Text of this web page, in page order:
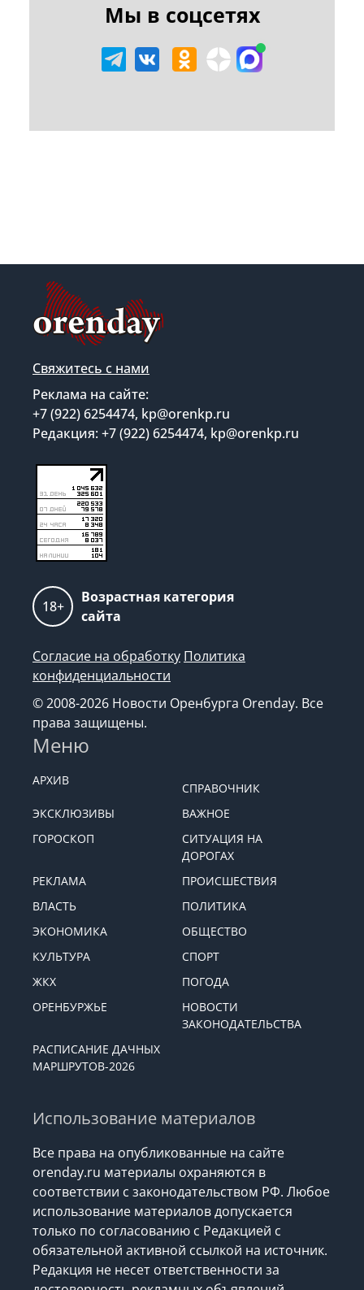
Мы в соцсетях
Свяжитесь с нами
Реклама на сайте:
+7 (922) 6254474, kp@orenkp.ru
Редакция: +7 (922) 6254474, kp@orenkp.ru
18+
Возрастная категория
сайта
Согласие на обработку Политика
конфиденциальности
© 2008-2026 Новости Оренбурга Orenday. Все
права защищены.
Меню
АРХИВ
СПРАВОЧНИК
ЭКСКЛЮЗИВЫ
ВАЖНОЕ
ГОРОСКОП
СИТУАЦИЯ НА
ДОРОГАХ
РЕКЛАМА
ПРОИСШЕСТВИЯ
ВЛАСТЬ
ПОЛИТИКА
ЭКОНОМИКА
ОБЩЕСТВО
КУЛЬТУРА
СПОРТ
ЖКХ
ПОГОДА
ОРЕНБУРЖЬЕ
НОВОСТИ
ЗАКОНОДАТЕЛЬСТВА
РАСПИСАНИЕ ДАЧНЫХ
МАРШРУТОВ-2026
Использование материалов
Все права на опубликованные на сайте
orenday.ru материалы охраняются в
соответствии с законодательством РФ. Любое
использование материалов допускается
только по согласованию с Редакцией с
обязательной активной ссылкой на источник.
Редакция не несет ответственности за